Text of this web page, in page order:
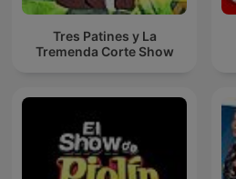
Tres Patines y La
Tremenda Corte Show